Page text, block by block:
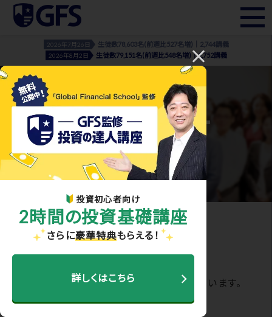
2026年7月26日 生徒数78,603名(前週比527名増)｜2,744講義
2026年8月2日 生徒数79,151名(前週比548名増)｜2,752講義
投資初心者向け
2時間の投資基礎講座
さらに豪華特典もらえる！
詳しくはこちら
MOVIE LIST
– 動画一覧 –
ホーム>動画一覧
動画一覧
サイト内にある動画をこのページにまとめています。